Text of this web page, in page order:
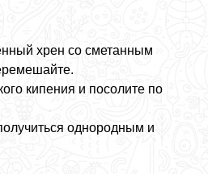
хрен со сметанным
кипения и посолите по
однородным и